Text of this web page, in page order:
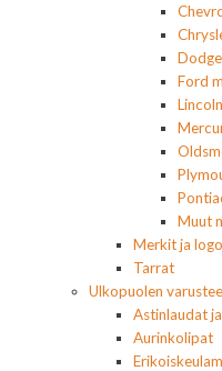
Ford
Muut
Merkit ja
Tarrat
Ulkopuolen
Astinlaudat
Aurinkolipat